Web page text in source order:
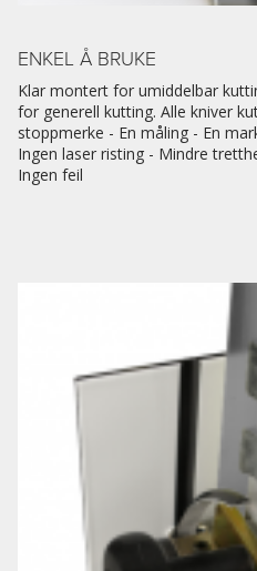
ENKEL Å BRUKE
Klar montert for umiddelbar
for generell kutting. Alle kniver
stoppmerke - En måling - En
Ingen laser risting - Mindre
Ingen feil